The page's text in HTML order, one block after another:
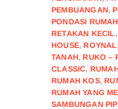
PEMBUANGAN,
PONDASI RUMAH
RETAKAN KECIL
HOUSE,
TANAH,RUKO –
CLASSIC,
RUMAH KOS,
RUMAH YANG
SAMBUNGAN